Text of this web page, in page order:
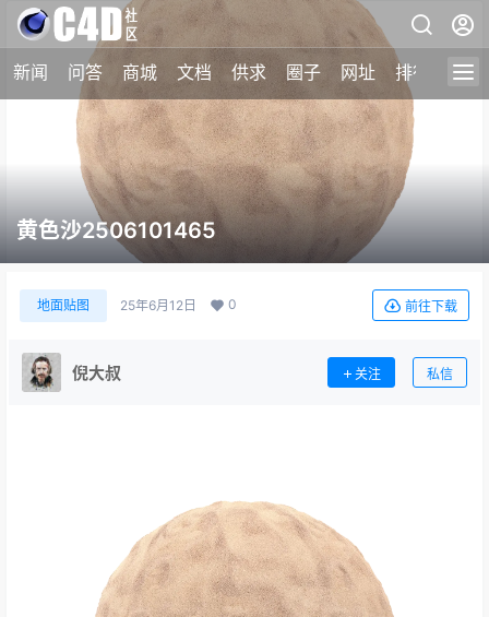
新闻 问答 商城 文档 供求 圈子 网址 排行榜
黄色沙2506101465
地面贴图 25年6月12日 0 前往下载
倪大叔 关注 私信